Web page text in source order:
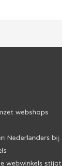
webshops
Nederlanders bij
webwinkels stijgt